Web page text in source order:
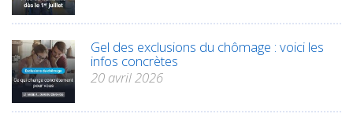
Gel des exclusions du chômage : voici les
infos concrètes
20 avril 2026